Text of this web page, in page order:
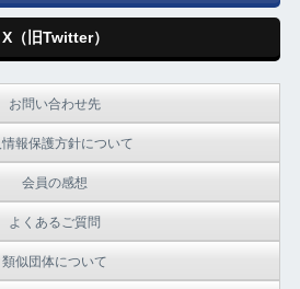
X（旧Twitter）
お問い合わせ先
報保護方針について
会員の感想
よくあるご質問
類似団体について